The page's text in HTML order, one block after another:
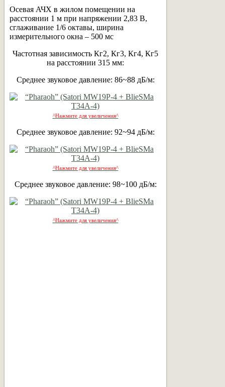
Осевая АЧХ в жилом помещении на
расстоянии 1 м при напряжении 2,83 В,
сглаживание 1/6 октавы, ширина
измерительного окна – 500 мс
Частотная зависимость Кг2, Кг3, Кг4, Кг5
на расстоянии 315 мм:
Среднее звуковое давление: 86~88 дБ/м:
^Нажмите для увеличения^
Среднее звуковое давление: 92~94 дБ/м:
^Нажмите для увеличения^
Среднее звуковое давление: 98~100 дБ/м:
^Нажмите для увеличения^